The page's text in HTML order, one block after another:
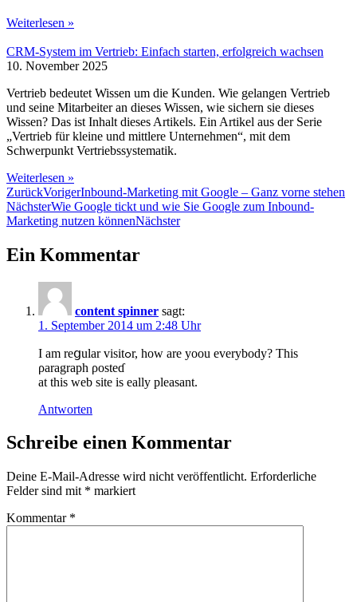
Weiterlesen »
CRM-System im Vertrieb: Einfach starten, erfolgreich wachsen
10. November 2025
Vertrieb bedeutet Wissen um die Kunden. Wie gelangen Vertrieb
und seine Mitarbeiter an dieses Wissen, wie sichern sie dieses
Wissen? Das ist Inhalt dieses Artikels. Ein Artikel aus der Serie
„Vertrieb für kleine und mittlere Unternehmen“, mit dem
Schwerpunkt Vertriebssystematik.
Weiterlesen »
ZurückVorigerInbound-Marketing mit Google – Ganz vorne stehen
NächsterWie Google tickt und wie Sie Google zum Inbound-
Marketing nutzen könnenNächster
Ein Kommentar
content spinner sagt:
1. September 2014 um 2:48 Uhr
I am reցular visitߋr, how are yoou everybody? This
ρaragraph ρosteɗ
at this web site is eally pleasant.
Antworten
Schreibe einen Kommentar
Deine E-Mail-Adresse wird nicht veröffentlicht. Erforderliche
Felder sind mit * markiert
Kommentar *